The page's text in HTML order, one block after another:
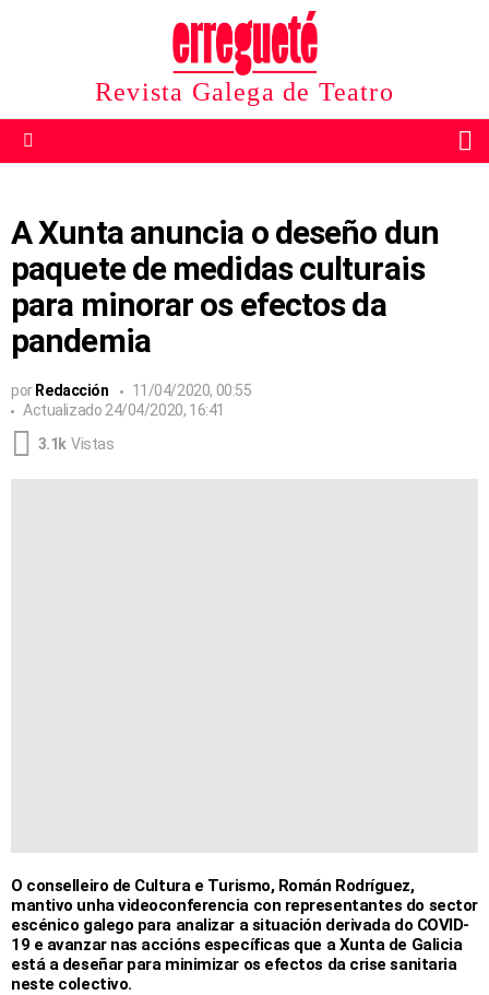
Revista Galega de Teatro
A Xunta anuncia o deseño dun
paquete de medidas culturais
para minorar os efectos da
pandemia
por Redacción
11/04/2020, 00:55
Actualizado 24/04/2020, 16:41
3.1k Vistas
O conselleiro de Cultura e Turismo, Román Rodríguez,
mantivo unha videoconferencia con representantes do sector
escénico galego para analizar a situación derivada do COVID-
19 e avanzar nas accións específicas que a Xunta de Galicia
está a deseñar para minimizar os efectos da crise sanitaria
neste colectivo.